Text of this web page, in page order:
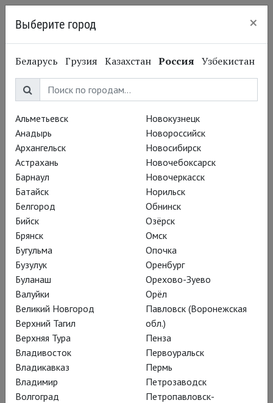
Вадим Рутковский
В чем сила, Иво?
«Тайная сила» нидерландской
театральной компании Toneelgroep
Amsterdam – один из хедлайнеров
Чеховского фестиваля
Выберите город ×
Беларусь Грузия Казахстан Россия Узбекистан
Альметьевск
Анадырь
Архангельск
Астрахань
Барнаул
Батайск
Белгород
Бийск
Брянск
Бугульма
Бузулук
Буланаш
Валуйки
Великий Новгород
Верхний Тагил
Верхняя Тура
Владивосток
Владикавказ
Владимир
Волгоград
Новокузнецк
Новороссийск
Новосибирск
Новочебоксарск
Новочеркасск
Норильск
Обнинск
Озёрск
Омск
Опочка
Оренбург
Орехово-Зуево
Орёл
Павловск (Воронежская
обл.)
Пенза
Первоуральск
Пермь
Петрозаводск
Петропавловск-